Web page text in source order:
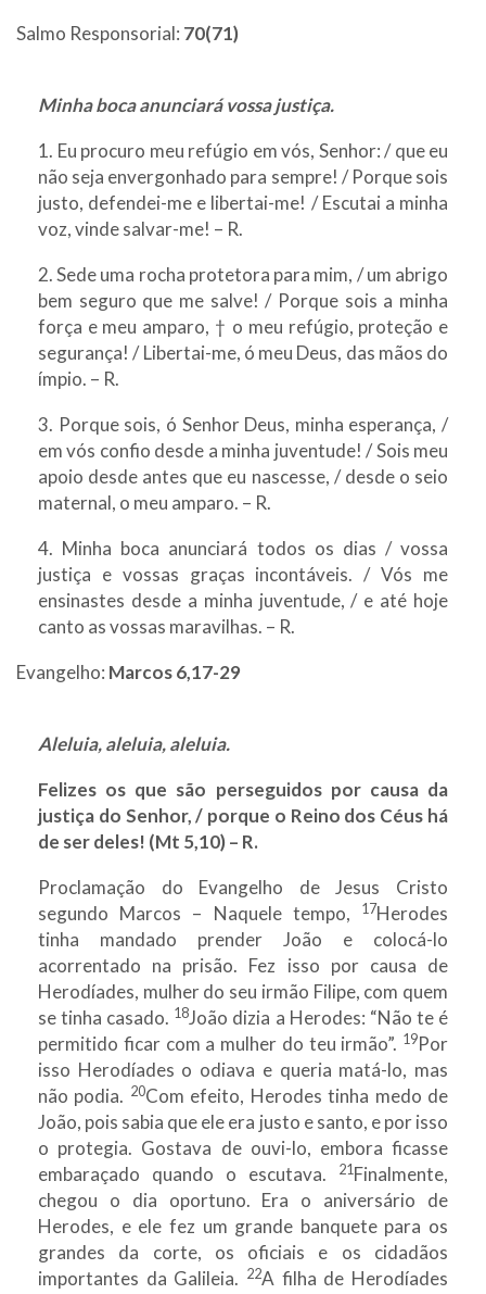
Salmo Responsorial: 70(71)
Minha boca anunciará vossa justiça.
1. Eu procuro meu refúgio em vós, Senhor: / que eu
não seja envergonhado para sempre! / Porque sois
justo, defendei-me e libertai-me! / Escutai a minha
voz, vinde salvar-me! – R.
2. Sede uma rocha protetora para mim, / um abrigo
bem seguro que me salve! / Porque sois a minha
força e meu amparo, † o meu refúgio, proteção e
segurança! / Libertai-me, ó meu Deus, das mãos do
ímpio. – R.
3. Porque sois, ó Senhor Deus, minha esperança, /
em vós confio desde a minha juventude! / Sois meu
apoio desde antes que eu nascesse, / desde o seio
maternal, o meu amparo. – R.
4. Minha boca anunciará todos os dias / vossa
justiça e vossas graças incontáveis. / Vós me
ensinastes desde a minha juventude, / e até hoje
canto as vossas maravilhas. – R.
Evangelho: Marcos 6,17-29
Aleluia, aleluia, aleluia.
Felizes os que são perseguidos por causa da
justiça do Senhor, / porque o Reino dos Céus há
de ser deles! (Mt 5,10) – R.
Proclamação do Evangelho de Jesus Cristo
segundo Marcos – Naquele tempo,
17Herodes
tinha mandado prender João e colocá-lo
acorrentado na prisão. Fez isso por causa de
Herodíades, mulher do seu irmão Filipe, com quem
se tinha casado. 18João dizia a Herodes: “Não te é
permitido ficar com a mulher do teu irmão”. 19Por
isso Herodíades o odiava e queria matá-lo, mas
não podia. 20Com efeito, Herodes tinha medo de
João, pois sabia que ele era justo e santo, e por isso
o protegia. Gostava de ouvi-lo, embora ficasse
embaraçado quando o escutava.
21Finalmente,
chegou o dia oportuno. Era o aniversário de
Herodes, e ele fez um grande banquete para os
grandes da corte, os oficiais e os cidadãos
importantes da Galileia. 22A filha de Herodíades